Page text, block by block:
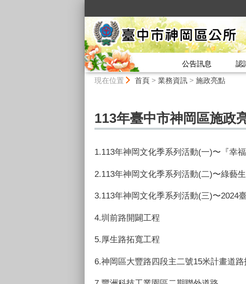
公告訊息 認
現在位置 首頁> 業務資訊> 施政亮點
113年臺中市神岡區施政
1.113年神岡文化季系列活動(一)〜『幸
2.113年神岡文化季系列活動(二)〜綠藝
3.113年神岡文化季系列活動(三)〜2024
4.圳前路開闢工程
5.厚生路拓寬工程
6.神岡區大豐路四段主二號15米計畫道